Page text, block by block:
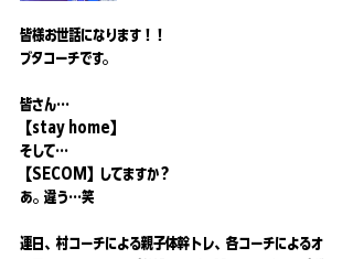
皆様お世話になります！！
ブタコーチです。
皆さん…
【stay home】
そして…
【SECOM】してますか？
あ。違う…笑
連日、村コーチによる親子体幹トレ、各コーチによるオ